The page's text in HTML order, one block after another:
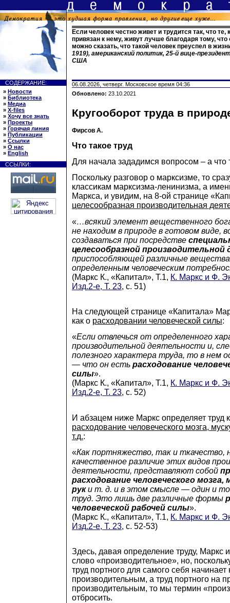
Если человек честно живет и трудится так, что те,
привязан к нему, живут лучше благодаря тому, что
можно сказать, что такой человек преуспел в
1919), американский политик, 25-й вице-
США
СОДЕРЖАНИЕ:
» Новости
» Библиотека
» Медиа
» X-files
» Хочу все знать
» Проекты
» Горячая линия
» Публикации
» Ссылки
» О нас
» English
ССЫЛКИ:
06.08.2026, четверг. Московское время 04:36
Обновлено: 23.10.2021
Кругооборот труда в
Фирсов А.
Что такое труд
Для начала зададимся вопросом – а что
Поскольку разговор о марксизме, то
классикам марксизма-ленинизма, а
Маркса, и увидим, на 8-ой странице
целесообразная производительная
«…всякий элемент вещественного
не находим в природе в готовом виде,
создаваться при посредстве
целесообразной производительной
приспособляющей различные
определенным человеческим
(Маркс К., «Капитал», Т.1, К. Маркс и Ф.
Изд.2-е, Т. 23, с. 51)
На следующей странице «Капитала»
как о расходовании человеческой силы:
«Если отвлечься от определенного
производительной деятельности и,
полезного характера труда, то в нем
— что он есть расходование
силы».
(Маркс К., «Капитал», Т.1, К. Маркс и Ф.
Изд.2-е, Т. 23, с. 52)
И абзацем ниже Маркс определяет труд
расходование человеческого мозга,
т.д.:
«Как портняжество, так и ткачество,
качественное различие этих видов
деятельности, представляют собой
расходование человеческого мозга,
руки т. д. и в этом смысле — один и
труд. Это лишь две различные формы
человеческой рабочей силы».
(Маркс К., «Капитал», Т.1, К. Маркс и Ф.
Изд.2-е, Т. 23, с. 52-53)
Здесь, давая определение труду, Маркс
слово «производительное», но,
труд портного для самого себя начинает
производительным, а труд портного на
производительным, то мы термин
отбросить.